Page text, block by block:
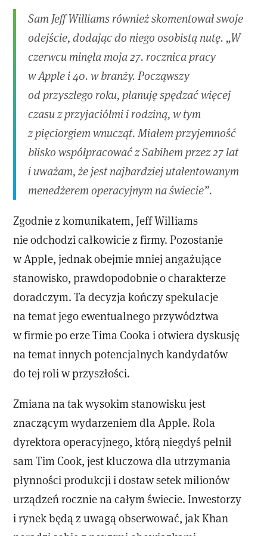
Sam Jeff Williams również skomentował swoje
odejście, dodając do niego osobistą nutę. „W
czerwcu minęła moja 27. rocznica pracy
w Apple i 40. w branży. Począwszy
od przyszłego roku, planuję spędzać więcej
czasu z przyjaciółmi i rodziną, w tym
z pięciorgiem wnucząt. Miałem przyjemność
blisko współpracować z Sabihem przez 27 lat
i uważam, że jest najbardziej utalentowanym
menedżerem operacyjnym na świecie”.
Zgodnie z komunikatem, Jeff Williams
nie odchodzi całkowicie z firmy. Pozostanie
w Apple, jednak obejmie mniej angażujące
stanowisko, prawdopodobnie o charakterze
doradczym. Ta decyzja kończy spekulacje
na temat jego ewentualnego przywództwa
w firmie po erze Tima Cooka i otwiera dyskusję
na temat innych potencjalnych kandydatów
do tej roli w przyszłości.
Zmiana na tak wysokim stanowisku jest
znaczącym wydarzeniem dla Apple. Rola
dyrektora operacyjnego, którą niegdyś pełnił
sam Tim Cook, jest kluczowa dla utrzymania
płynności produkcji i dostaw setek milionów
urządzeń rocznie na całym świecie. Inwestorzy
i rynek będą z uwagą obserwować, jak Khan